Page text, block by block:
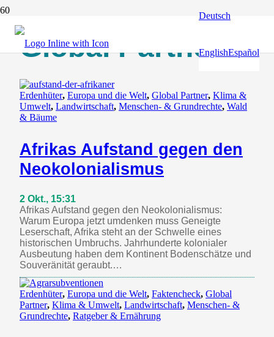
Deutsch
EnglishEspañol
Global Partner
Erdenhüter, Europa und die Welt, Global Partner, Klima &
Umwelt, Landwirtschaft, Menschen- & Grundrechte, Wald
& Bäume
Afrikas Aufstand gegen den
Neokolonialismus
2 Okt., 15:31
Afrikas Aufstand gegen den Neokolonialismus:
Warum Europa jetzt umdenken muss Geneigte
Leserschaft, Afrika steht an der Schwelle eines
historischen Umbruchs. Jahrhunderte kolonialer
Ausbeutung haben dem Kontinent Bodenschätze und
Souveränität geraubt.…
Erdenhüter, Europa und die Welt, Faktencheck, Global
Partner, Klima & Umwelt, Landwirtschaft, Menschen- &
Grundrechte, Ratgeber & Ernährung